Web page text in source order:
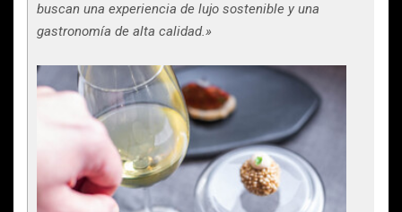
buscan una experiencia de lujo sostenible y una
gastronomía de alta calidad.»